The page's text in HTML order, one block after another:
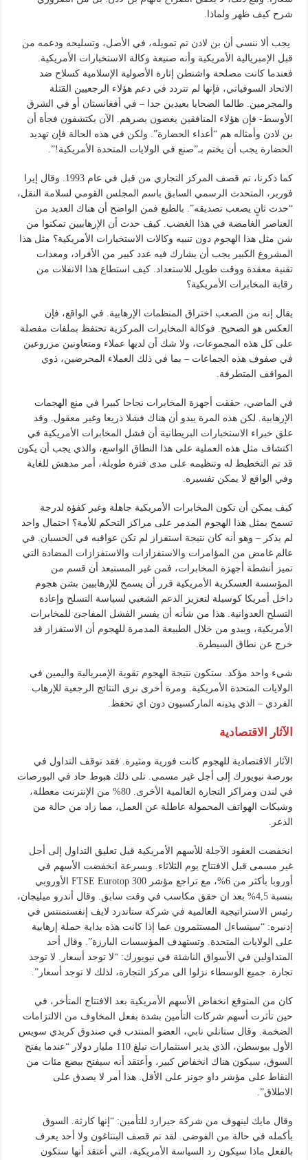
شرح كيف ظهر ولماذا.
يجب ألا ننسى أن بن لادن تم تمويله، في الأصل، وتسليحه ودعمه من
قبل الإمبريالية الأمريكية وأنه صنيعة وكالة الاستخبارات الأمريكية.
فعندما كانت مصلحة واشنطن إثارة الأصولية الإسلامية كسلاح ضد
الاتحاد السوفياتي، فإنها لم تتردد في دعم هؤلاء الرجعيين القتلة
والمجرمين. طالما الضحايا بعيدين جدا – في أفغانستان أو في الشرق
الأوسط- فإن هؤلاء المنافقين يغضون يصرهم. الآن يكتشفون فجأة أن
بن لادن وأمثاله هم “أعداء الحضارة”. ولكن في هذه الحالة فإن تهديد
الحضارة يجب أن يختم بـ”صنع في الولايات المتحدة الأمريكية!”.
كما ذكرنا، تم قصف المركز التجاري من قبل في عام 1993. وقال إيرا
فوربر، المتحدث الرسمي السابق باسم المجلس القومي لسلامة النقل،
“حدث ثانٍ يصعب تصديقه”. بالطبع فمن الواضح أن هناك العديد من
العناصر الغامضة في هذا الغضب. كيف حدث أن الإرهابيين تمكنوا من
شن مثل هذا الهجوم دون تنبيه وكالات الاستخبارات الأمريكية؟ مثل هذا
المشروع الكبير يجب أن يشارك فيه عدد كبير من الأفراد، ومعدات
تقنية معقدة ووقت طويل للاستعداد. كيف استطاع هذا الانفلات من
رقابة المخابرات الأمريكية؟
يقال إنه من الصعب اختراق المنظمات الإرهابية. في الواقع، فإن
العكس هو الصحيح. فوكالة المخابرات المركزية تحتفظ بملفات مفصلة
على كل هذه المجموعات، ولا شك أن لديها عملاء ومتعاونين مزروعين
في صفوف هذه الجماعات – بما في ذلك العملاء المحرضين، ذوي
المواقف المتطرفة.
في الماضي، حققت أجهزة المخابرات نجاحا كبيرا في منع الهجمات
الإرهابية. لكن هذه المرة يبدو أن هناك فشلا ذريعا وغير معقول. وقد
علق خبراء الاستخبارات البريطانية أن فشل المخابرات الأمريكية في
اكتشاف مثل هذه العملية على هذا النطاق الواسع، والذي يجب أن يكون
قد تم التخطيط له وتنظيمه على مدى فترة طويلة، أمر مدهش للغاية
وفي الواقع لا يمكن تفسيره.
كيف يمكن أن تكون المخابرات الأمريكية جاهلة وغير كفؤة لدرجة
تسمح بمثل هذا الهجوم المدمر على مراكز التحكم للأمة؟ احتمال واحد
لم يذكر – وهو أنه كان نتيجة استفزاز لم تكن عواقبه في الحسبان. في
عالم غامض من المؤامرات والاستفزازات والاستفزازات المضادة التي
تميز أنشطة أجهزة المخابرات، فمن غير المستبعد أن قسم من
المؤسسة العسكرية الأمريكية قرر أن يسمح للإرهابيين بشن هجوم
داخل أمريكا كوسيلة لتعزيز الدعم الشعبي لسياسة التسلح وإعادة
التسلح العدوانية. هذا من شأنه أن يفسر الفشل المفاجئ للمخابرات
الأمريكية، ويبدو من خلال الطبيعة المدمرة للهجوم أن الاستفزاز قد
خرج عن نطاق السيطرة.
شيء واحد مؤكد. ستكون نتيجة الهجوم تقوية الإمبريالية واليمين في
الولايات المتحدة الأمريكية. ومرة أخرى نرى النتائج الرجعية للإرهاب
الفردي – ﺍﻟﺫﻱ ﻴﺪﻴﻧﻪ الماركسيون دون اي تحفظ.
الآثار الاقتصادية
الآثار الاقتصادية للهجوم كانت فورية ومثيرة. فقد توقف التداول في
بورصة نيويورك إلى أجل غير مسمى. تلى ذلك هبوط حاد في البورصات
في لندن ومراكز التجارة العالمية الأخرى. 80% من الإنترنت معطلة،
وشبكات الهواتف المحمولة عاطلة عن العمل، مما زاد من حالة من
الذعر.
انخفضت العقود الآجلة للأسهم الأمريكية قبل تعليق التداول إلى أجل
غير مسمى قبل الافتتاح يوم الثلاثاء. وبسرعة انخفضت الأسهم في
أوروبا بأكثر من 6%، مع تراجع مؤشر FTSE Eurotop 300 الأوروبي
بنسبة 4,5% بعد ان حقق مكاسب في وقت سابق. وقال أندرو ميليجان،
رئيس الاستراتيجية العالمية في شركة ستاندرد لايف إنفستمنتس في
إدنبره: “سيتساءل المستثمرون عما إذا كانت هذه بداية حملة إرهابية
على الولايات المتحدة. وتستهدف المؤسسات البارزة”. وقال أحد
المتداولين في الأسواق الناشئة في نيويورك: “لا توجد أسعار. لا توجد
تجارة. جميع الوسطاء نزلوا الى مركز التجارة، لذلك لا توجد أسعار”.
كان من المتوقع انخفاض الأسهم الأمريكية بعد الافتتاح المتأخر، في
حين تأثرت أسهم شركات التأمين بشدة بفعل المخاوف من الالتزامات
الضخمة. وقال ستانلي نابي، العضو المنتدب في صندوق كريدي سويس
الأول ببوسطن، الذي يدير استثمارات تبلغ 110 مليار دولار “عندما يفتح
السوق، سيكون هناك انخفاض كبير، وأعتقد أنه سيفتح ببضع مئات من
النقاط على مؤشر داو جونز على الأقل. هذا أمر لا يصدق على
الاطلاق”.
وقال مايك لينهوف من شركة جيرارد للتأمين: “إنها كارثة. السوق
بأكمله في حالة من الفوضى. لقد تم قصف البنتاغون ولا أحد يعرف
بالفعل ماذا سيكون رد السياسة الأمريكية، التي أعتقد أنها ستكون